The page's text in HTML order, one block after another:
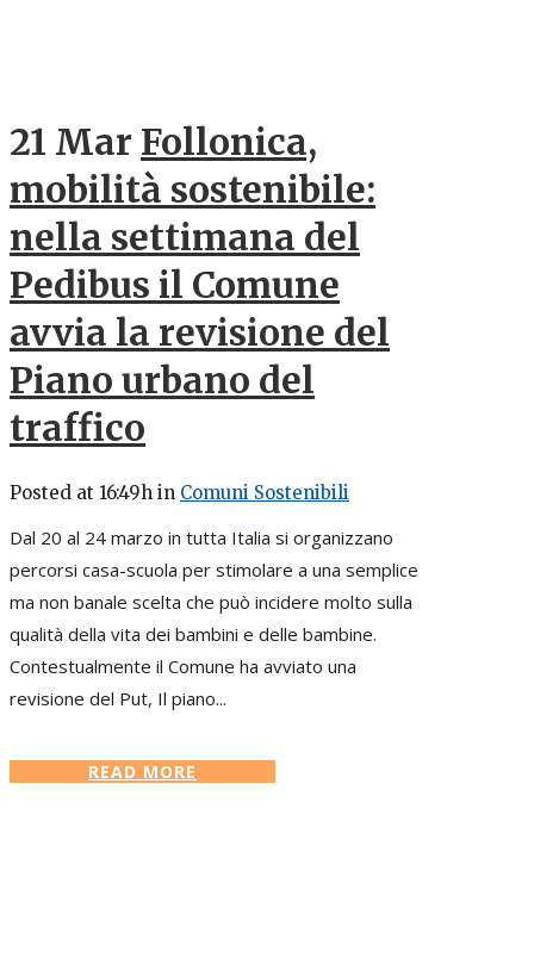
21 Mar Follonica,
mobilità sostenibile:
nella settimana del
Pedibus il Comune
avvia la revisione del
Piano urbano del
traffico
Posted at 16:49h in Comuni Sostenibili
Dal 20 al 24 marzo in tutta Italia si organizzano
percorsi casa-scuola per stimolare a una semplice
ma non banale scelta che può incidere molto sulla
qualità della vita dei bambini e delle bambine.
Contestualmente il Comune ha avviato una
revisione del Put, Il piano...
READ MORE